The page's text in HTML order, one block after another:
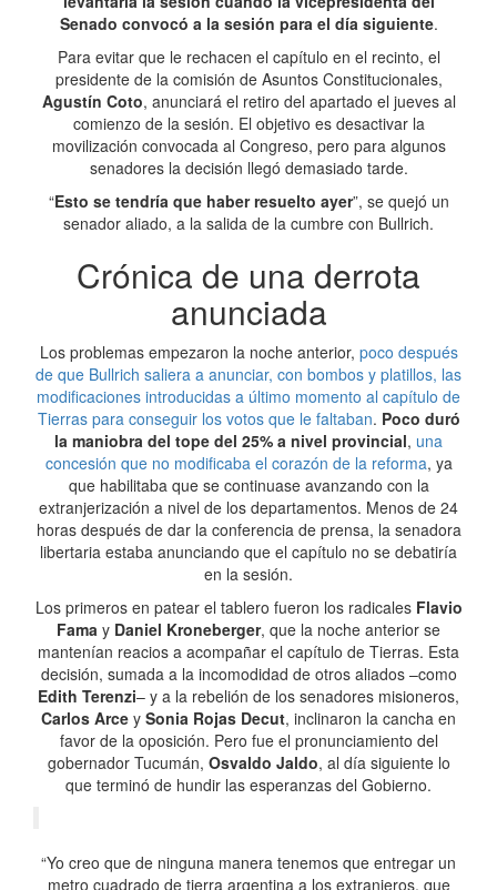
Senado convocó a la sesión para el día siguiente.
Para evitar que le rechacen el capítulo en el recinto, el
presidente de la comisión de Asuntos Constitucionales,
Agustín Coto, anunciará el retiro del apartado el jueves al
comienzo de la sesión. El objetivo es desactivar la
movilización convocada al Congreso, pero para algunos
senadores la decisión llegó demasiado tarde.
“Esto se tendría que haber resuelto ayer”, se quejó un
senador aliado, a la salida de la cumbre con Bullrich.
Crónica de una derrota
anunciada
Los problemas empezaron la noche anterior, poco después
de que Bullrich saliera a anunciar, con bombos y platillos, las
modificaciones introducidas a último momento al capítulo de
Tierras para conseguir los votos que le faltaban. Poco duró
la maniobra del tope del 25% a nivel provincial, una
concesión que no modificaba el corazón de la reforma, ya
que habilitaba que se continuase avanzando con la
extranjerización a nivel de los departamentos. Menos de 24
horas después de dar la conferencia de prensa, la senadora
libertaria estaba anunciando que el capítulo no se debatiría
en la sesión.
Los primeros en patear el tablero fueron los radicales Flavio
Fama y Daniel Kroneberger, que la noche anterior se
mantenían reacios a acompañar el capítulo de Tierras. Esta
decisión, sumada a la incomodidad de otros aliados –como
Edith Terenzi– y a la rebelión de los senadores misioneros,
Carlos Arce y Sonia Rojas Decut, inclinaron la cancha en
favor de la oposición. Pero fue el pronunciamiento del
gobernador Tucumán, Osvaldo Jaldo, al día siguiente lo
que terminó de hundir las esperanzas del Gobierno.
“Yo creo que de ninguna manera tenemos que entregar un
metro cuadrado de tierra argentina a los extranjeros, que